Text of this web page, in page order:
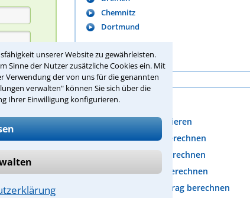
unserer Website zu gewährleisten.
Sinne der Nutzer zusätzliche Cookies ein. Mit
Verwendung der von uns für die genannten
verwalten" können Sie sich über die
Ihrer Einwilligung konfigurieren.
Chemnitz
Dortmund
mehr anzeigen
Tools
Impressum generieren
Anwaltskosten berechnen
Prozesskosten berechnen
Gerichtskosten berechnen
Pfändungsfreibetrag berechnen